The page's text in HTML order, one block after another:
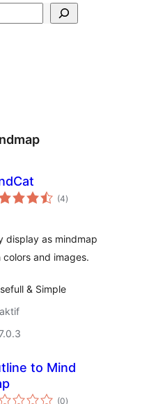
(4total
rating
)
display as mindmap
and images.
& Simple
to Mind
(0total
)